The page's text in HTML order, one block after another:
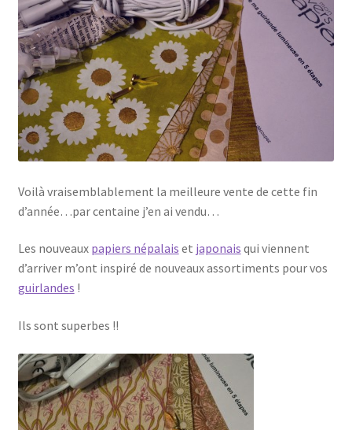
Voilà vraisemblablement la meilleure vente de cette fin
d’année…par centaine j’en ai vendu…
Les nouveaux papiers népalais et japonais qui viennent
d’arriver m’ont inspiré de nouveaux assortiments pour vos
guirlandes !
Ils sont superbes !!